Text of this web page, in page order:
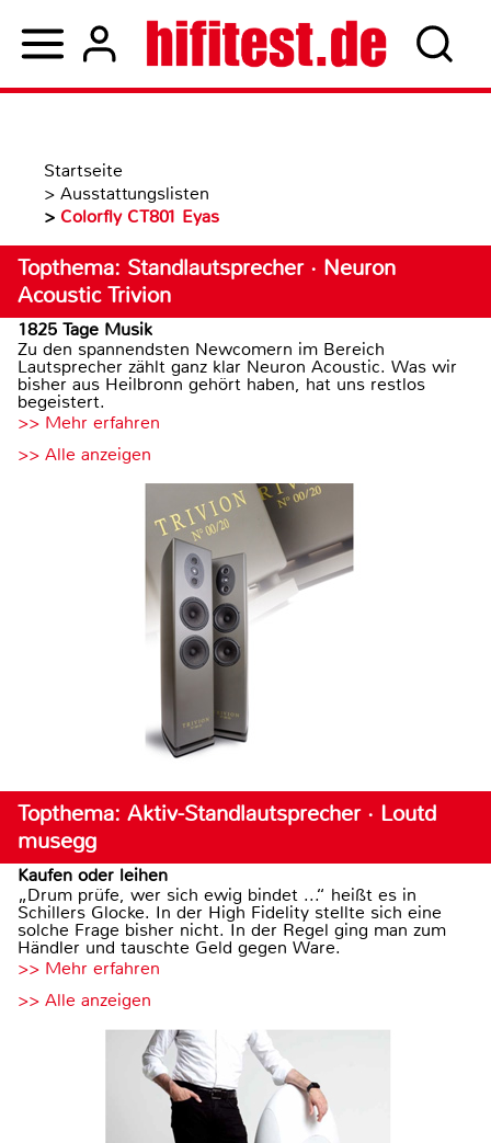
Startseite
> Ausstattungslisten
> Colorfly CT801 Eyas
Topthema: Standlautsprecher · Neuron
Acoustic Trivion
1825 Tage Musik
Zu den spannendsten Newcomern im Bereich
Lautsprecher zählt ganz klar Neuron Acoustic. Was wir
bisher aus Heilbronn gehört haben, hat uns restlos
begeistert.
>> Mehr erfahren
>> Alle anzeigen
Topthema: Aktiv-Standlautsprecher · Loutd
musegg
Kaufen oder leihen
„Drum prüfe, wer sich ewig bindet ...“ heißt es in
Schillers Glocke. In der High Fidelity stellte sich eine
solche Frage bisher nicht. In der Regel ging man zum
Händler und tauschte Geld gegen Ware.
>> Mehr erfahren
>> Alle anzeigen